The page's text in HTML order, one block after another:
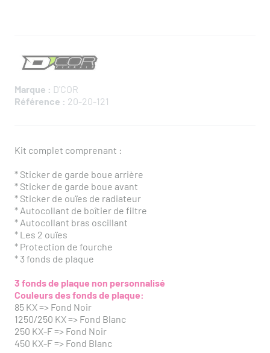
Marque : D'COR
Référence : 20-20-121
Kit complet comprenant :
* Sticker de garde boue arrière
* Sticker de garde boue avant
* Sticker de ouïes de radiateur
* Autocollant de boîtier de filtre
* Autocollant bras oscillant
* Les 2 ouïes
* Protection de fourche
* 3 fonds de plaque
3 fonds de plaque non personnalisé
Couleurs des fonds de plaque:
85 KX => Fond Noir
1250/250 KX => Fond Blanc
250 KX-F => Fond Noir
450 KX-F => Fond Blanc